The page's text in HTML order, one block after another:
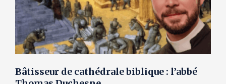
Bâtisseur de cathédrale biblique : l’abbé